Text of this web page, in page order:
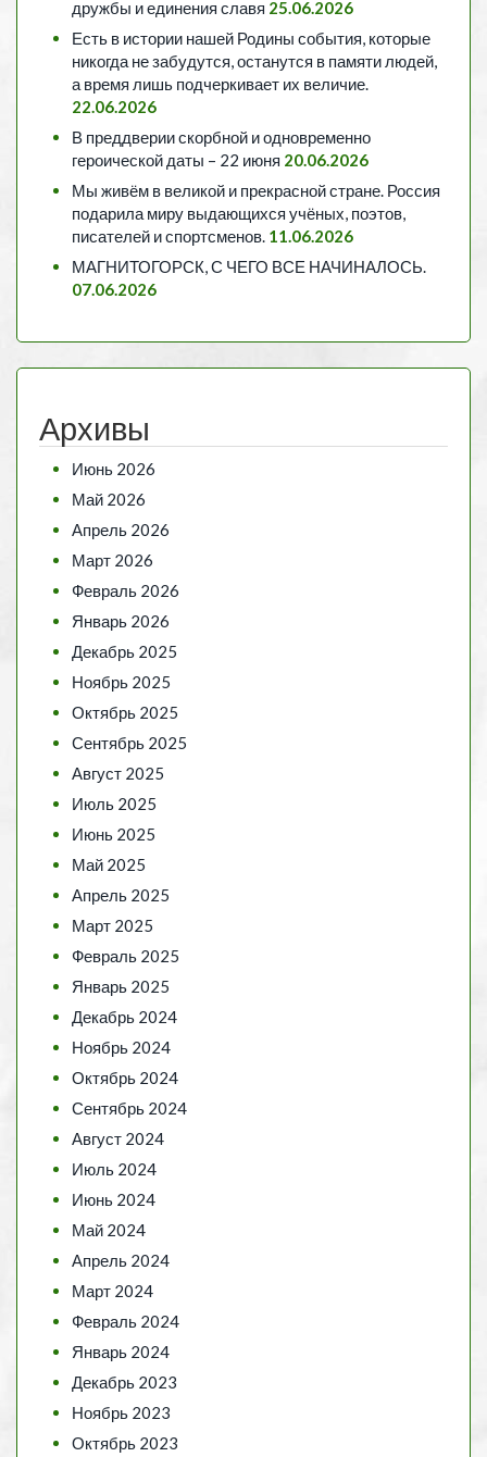
дружбы и единения славя 25.06.2026
Есть в истории нашей Родины события, которые
никогда не забудутся, останутся в памяти людей,
а время лишь подчеркивает их величие.
22.06.2026
В преддверии скорбной и одновременно
героической даты – 22 июня 20.06.2026
Мы живём в великой и прекрасной стране. Россия
подарила миру выдающихся учёных, поэтов,
писателей и спортсменов. 11.06.2026
МАГНИТОГОРСК, С ЧЕГО ВСЕ НАЧИНАЛОСЬ.
07.06.2026
Архивы
Июнь 2026
Май 2026
Апрель 2026
Март 2026
Февраль 2026
Январь 2026
Декабрь 2025
Ноябрь 2025
Октябрь 2025
Сентябрь 2025
Август 2025
Июль 2025
Июнь 2025
Май 2025
Апрель 2025
Март 2025
Февраль 2025
Январь 2025
Декабрь 2024
Ноябрь 2024
Октябрь 2024
Сентябрь 2024
Август 2024
Июль 2024
Июнь 2024
Май 2024
Апрель 2024
Март 2024
Февраль 2024
Январь 2024
Декабрь 2023
Ноябрь 2023
Октябрь 2023